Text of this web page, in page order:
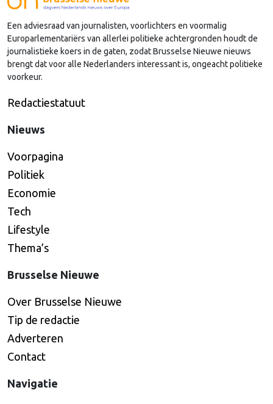
Een adviesraad van journalisten, voorlichters en voormalig
Europarlementariërs van allerlei politieke achtergronden houdt de
journalistieke koers in de gaten, zodat Brusselse Nieuwe nieuws
brengt dat voor alle Nederlanders interessant is, ongeacht politieke
voorkeur.
Redactiestatuut
Nieuws
Voorpagina
Politiek
Economie
Tech
Lifestyle
Thema’s
Brusselse Nieuwe
Over Brusselse Nieuwe
Tip de redactie
Adverteren
Contact
Navigatie